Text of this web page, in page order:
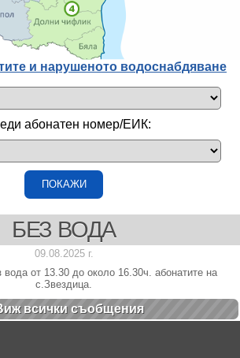
и нарушеното водоснабдяване
абонатен номер/ЕИК:
БЕЗ ВОДА
09.08.2025 г.
вода от 13.30 до около 16.30ч. абонатите на
с.Звездица.
всички cъобщения